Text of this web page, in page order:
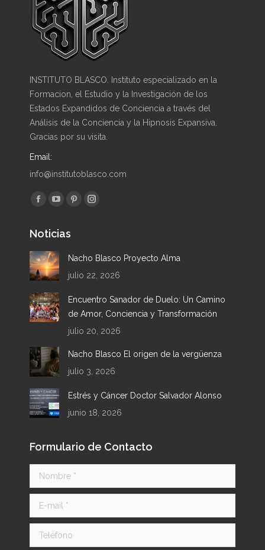
INSTITUTO BLASCO. Instituto especializado en la
Formacion, el Estudio y la Investigación de los
Estados Expandidos de Conciencia a través del
Análisis de la Conciencia y la Hipnosis Expansiva.
Gracias por su visita.
Email:
info@institutoblasco.com
Encuéntranos en:
Facebook
opens
in
new
window
YouTube
opens
in
new
window
PinterestInstagram
Noticias
Nacho Blasco Proyecto Alma
julio 22, 2026
Encuentro Sanador de Duelo: Un Camino
de Amor, Conciencia y Transformación
julio 20, 2026
Nacho Blasco El origen de la vergüenza
julio 3, 2026
Estrés y Cáncer Doctor Salvador Alonso
junio 18, 2026
Formulario de Contacto
Nombre *
E-mail *
Teléfono